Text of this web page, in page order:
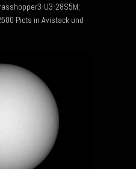
U3-28S5M;
Picts in Avistack und